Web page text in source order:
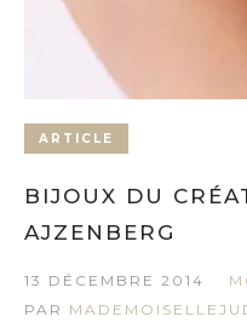
ARTICLE
BIJOUX DU
AJZENBERG
13 DÉCEMBRE 2014
PAR